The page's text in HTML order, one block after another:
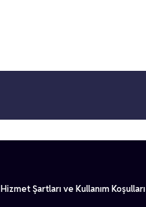
Hizmet Şartları ve Kullanım Koşulları